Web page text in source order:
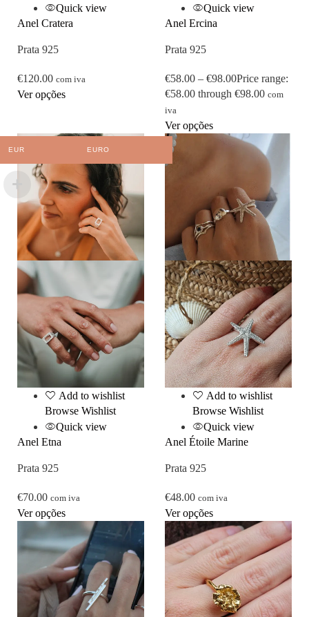
Quick view
Anel Cratera
Prata 925
€120.00 com iva
Ver opções
Quick view
Anel Ercina
Prata 925
€58.00 – €98.00Price range:
€58.00 through €98.00 com
iva
Ver opções
Add to wishlist
Browse Wishlist
Quick view
Anel Etna
Prata 925
€70.00 com iva
Ver opções
Add to wishlist
Browse Wishlist
Quick view
Anel Étoile Marine
Prata 925
€48.00 com iva
Ver opções
EUR EURO